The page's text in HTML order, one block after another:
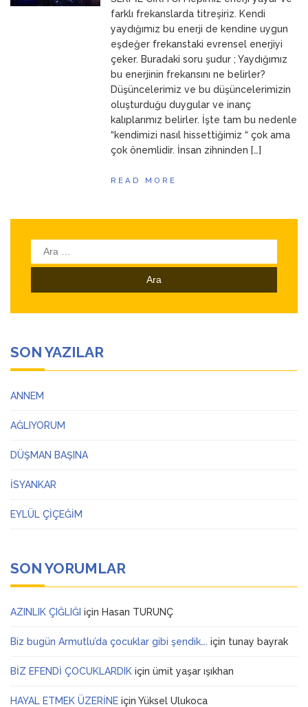
ANNEMfarklı frekanslarda titreşiriz. Kendi
yaydığımız bu enerji de kendine uygun
eşdeğer frekanstaki evrensel enerjiyi
çeker. Buradaki soru şudur ; Yaydığımız
bu enerjinin frekansını ne belirler?
Düşüncelerimiz ve bu düşüncelerimizin
oluşturduğu duygular ve inanç
kalıplarımız belirler. İşte tam bu nedenle
“kendimizi nasıl hissettiğimiz “ çok ama
çok önemlidir. İnsan zihninden […]
READ MORE
Arama:
SON YAZILAR
ANNEM
AĞLIYORUM
DÜŞMAN BAŞINA
İSYANKAR
EYLÜL ÇİÇEĞİM
SON YORUMLAR
AZINLIK ÇIĞLIĞI için Hasan TURUNÇ
Biz bugün Armutlu’da çocuklar gibi şendik…. için tunay bayrak
BİZ EFENDİ ÇOCUKLARDIK için ümit yaşar ışıkhan
HAYAL ETMEK ÜZERİNE için Yüksel Ulukoca